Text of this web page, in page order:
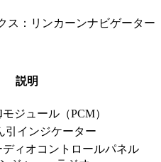
説明
ジュール（PCM）
引インジケーター
ィオコントロールパネル